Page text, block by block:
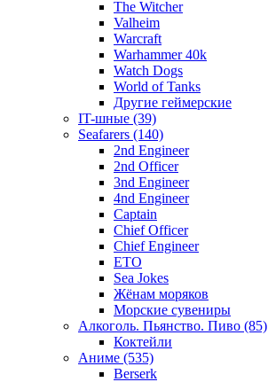
The Witcher
Valheim
Warcraft
Warhammer 40k
Watch Dogs
World of Tanks
Другие геймерские
IT-шные (39)
Seafarers (140)
2nd Engineer
2nd Officer
3nd Engineer
4nd Engineer
Captain
Chief Officer
Chief Еngineer
ETO
Sea Jokes
Жёнам моряков
Морские сувениры
Алкоголь. Пьянство. Пиво (85)
Коктейли
Аниме (535)
Berserk